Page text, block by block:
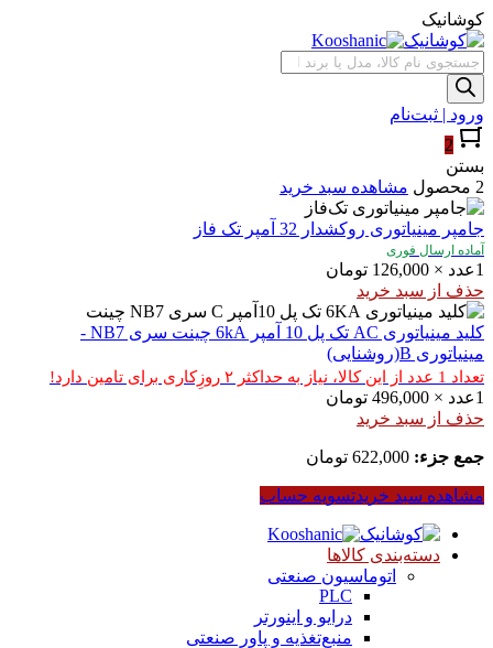
کوشانیک
جستجوی
محصولات
ورود | ثبت‌نام
2
بستن
2 محصول
مشاهده سبد خرید
جامپر مینیاتوری روکشدار 32 آمپر تک‌ فاز
آماده ارسال فوری
1عدد ×
126,000 تومان
حذف از سبد خرید
کلید مینیاتوری AC تک پل 10 آمپر 6kA چینت سری NB7 -
مینیاتوری B(روشنایی)
تعداد 1 عدد از این کالا، نیاز به حداکثر ۲ روزِکاری برای تامین دارد!
1عدد ×
496,000 تومان
حذف از سبد خرید
جمع جزء: 622,000 تومان
مشاهده سبد خریدتسویه حساب
دسته‌بندی کالاها
اتوماسیون صنعتی
PLC
درایو و اینورتر
منبع‌تغذیه و پاور صنعتی